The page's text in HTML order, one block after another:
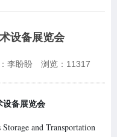
设备展览会
李盼盼 浏览： 11317
设备展览会
and Transportation